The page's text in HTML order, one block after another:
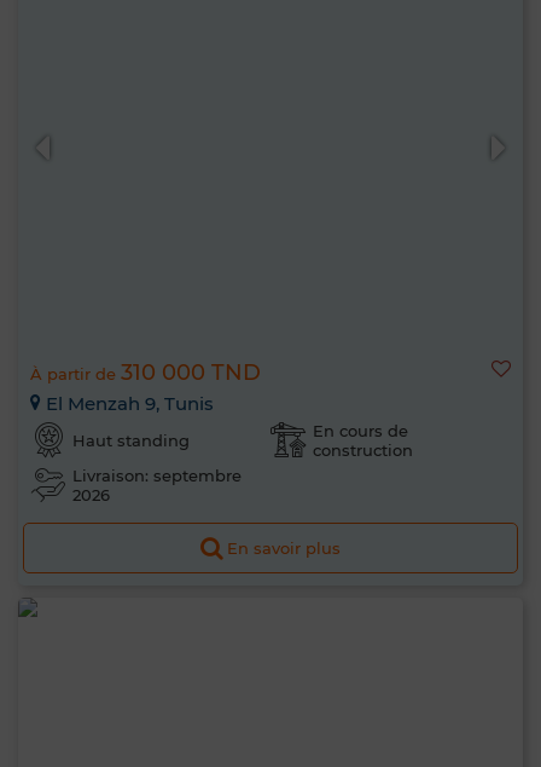
À partir de 310 000 TND
El Menzah 9, Tunis
Haut standing
En cours de
construction
Livraison: septembre
2026
En savoir plus